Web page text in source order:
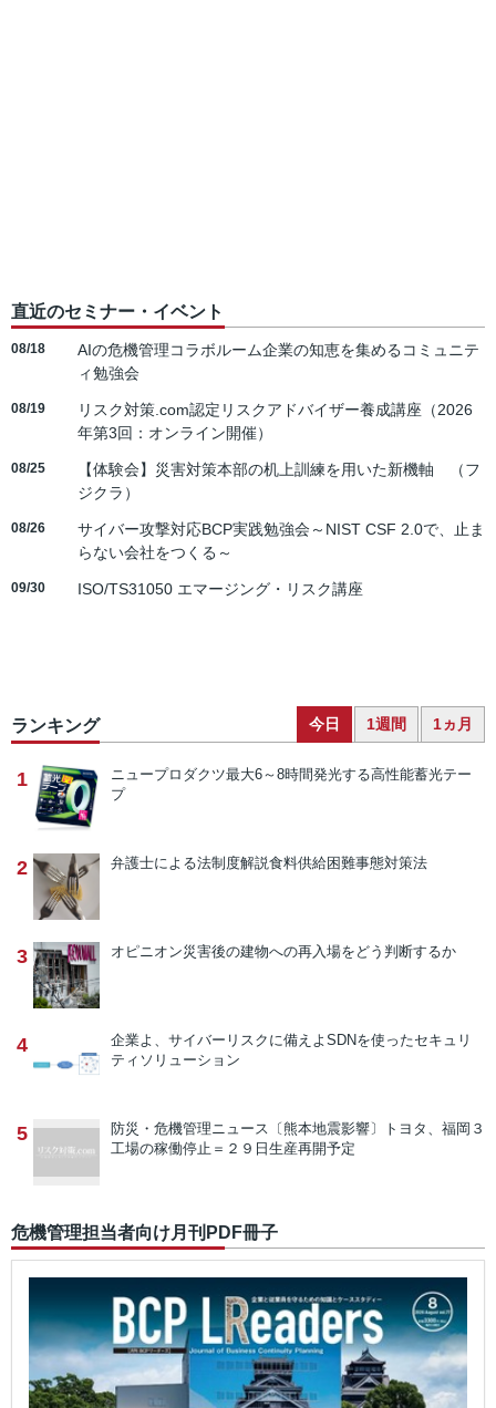
直近のセミナー・イベント
08/18
AIの危機管理コラボルーム企業の知恵を集めるコミュニテ
ィ勉強会
08/19
リスク対策.com認定リスクアドバイザー養成講座（2026
年第3回：オンライン開催）
08/25
【体験会】災害対策本部の机上訓練を用いた新機軸 （フ
ジクラ）
08/26
サイバー攻撃対応BCP実践勉強会～NIST CSF 2.0で、止ま
らない会社をつくる～
09/30 ISO/TS31050 エマージング・リスク講座
ランキング 今日 1週間 1ヵ月
1 ニュープロダクツ最大6～8時間発光する高性能蓄光テー
プ
2 弁護士による法制度解説食料供給困難事態対策法
3 オピニオン災害後の建物への再入場をどう判断するか
4 企業よ、サイバーリスクに備えよ SDNを使ったセキュリ
ティソリューション
5 防災・危機管理ニュース 〔熊本地震影響〕トヨタ、福岡３
工場の稼働停止＝２９日生産再開予定
危機管理担当者向け月刊PDF冊子